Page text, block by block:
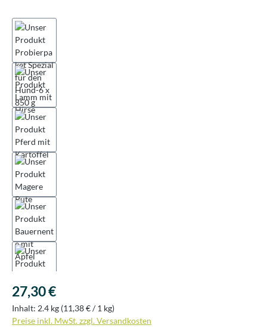
Regulärer Preis:
27,30 €
Inhalt: 2.4 kg (11,38 € / 1 kg)
Preise inkl. MwSt. zzgl. Versandkosten